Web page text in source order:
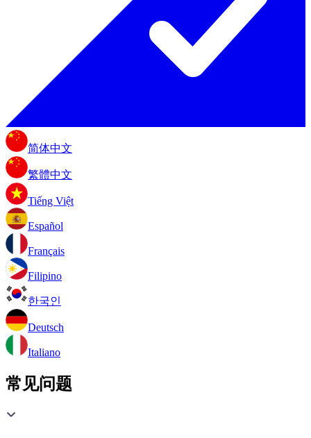
简体中文
繁體中文
Tiếng Việt
Español
Français
Filipino
한국인
Deutsch
Italiano
常见问题